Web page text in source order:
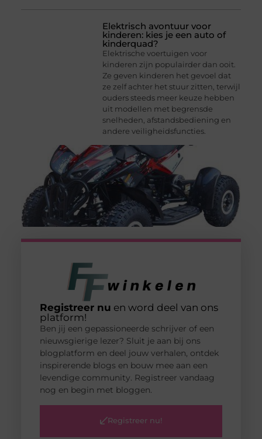
Elektrisch avontuur voor
kinderen: kies je een auto of
kinderquad?
Elektrische voertuigen voor
kinderen zijn populairder dan ooit.
Ze geven kinderen het gevoel dat
ze zelf achter het stuur zitten, terwijl
ouders steeds meer keuze hebben
uit modellen met begrensde
snelheden, afstandsbediening en
andere veiligheidsfuncties.
Registreer nu en word deel van ons
platform!
Ben jij een gepassioneerde schrijver of een
nieuwsgierige lezer? Sluit je aan bij ons
blogplatform en deel jouw verhalen, ontdek
inspirerende blogs en bouw mee aan een
levendige community. Registreer vandaag
nog en begin met bloggen.
Registreer nu!